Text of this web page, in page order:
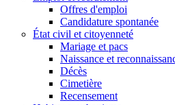
Offres d'emploi
Candidature spontanée
État civil et citoyenneté
Mariage et pacs
Naissance et
Décès
Cimetière
Recensement